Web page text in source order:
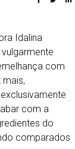
Idalina
com
com a
do
comparados